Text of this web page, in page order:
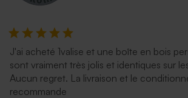
J'ai acheté 1valise et une boîte en bois
sont vraiment très jolis et identiques sur
Aucun regret. La livraison et le
recommande